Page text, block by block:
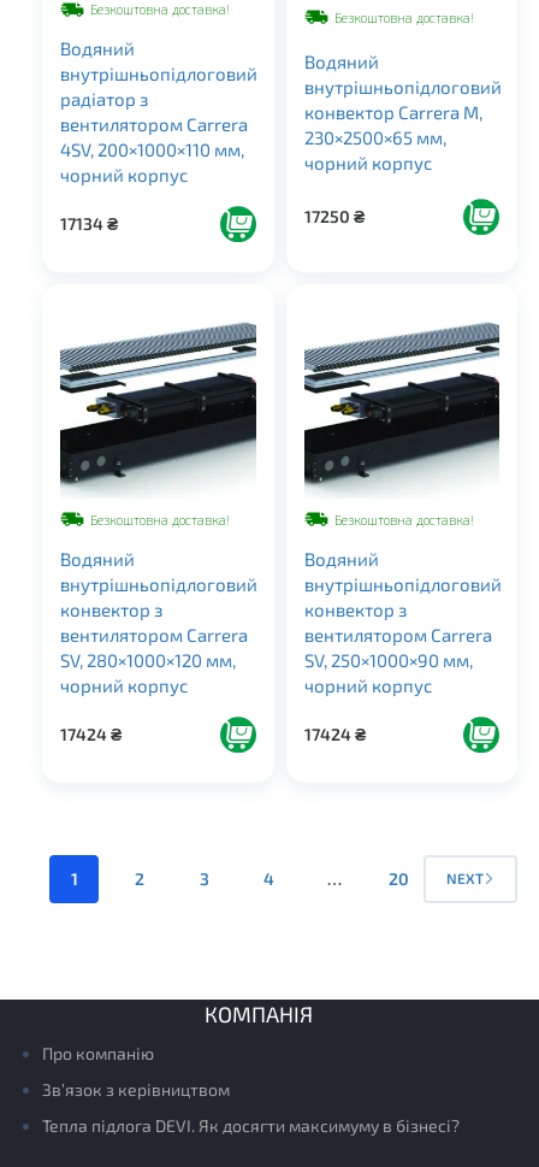
Безкоштовна доставка!
Водяний
внутрішньопідлоговий
радіатор з
вентилятором Carrera
4SV, 200×1000×110 мм,
чорний корпус
17134₴
Безкоштовна доставка!
Водяний
внутрішньопідлоговий
конвектор Carrera M,
230×2500×65 мм,
чорний корпус
17250 ₴
Безкоштовна доставка!
Водяний
внутрішньопідлоговий
конвектор з
вентилятором Carrera
SV, 280×1000×120 мм,
чорний корпус
17424₴
Безкоштовна доставка!
Водяний
внутрішньопідлоговий
конвектор з
вентилятором Carrera
SV, 250×1000×90 мм,
чорний корпус
17424₴
1 2 3 4 … 20 NEXT
КОМПАНІЯ
Про компанію
Зв’язок з керівництвом
Тепла підлога DEVI. Як досягти максимуму в бізнесі?